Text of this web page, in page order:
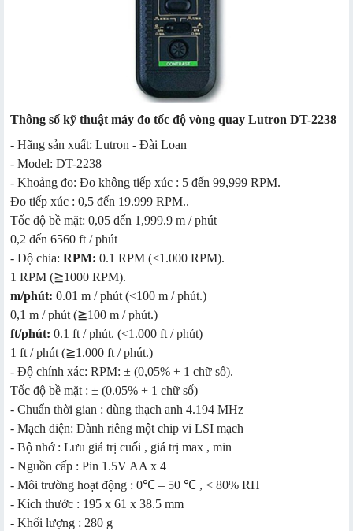
Thông số kỹ thuật máy đo tốc độ vòng quay Lutron DT-2238
- Hãng sản xuất: Lutron - Đài Loan
- Model: DT-2238
- Khoảng đo: Đo không tiếp xúc : 5 đến 99,999 RPM.
Đo tiếp xúc : 0,5 đến 19.999 RPM..
Tốc độ bề mặt: 0,05 đến 1,999.9 m / phút
0,2 đến 6560 ft / phút
- Độ chia: RPM: 0.1 RPM (<1.000 RPM).
1 RPM (≧1000 RPM).
m/phút: 0.01 m / phút (<100 m / phút.)
0,1 m / phút (≧100 m / phút.)
ft/phút: 0.1 ft / phút. (<1.000 ft / phút)
1 ft / phút (≧1.000 ft / phút.)
- Độ chính xác: RPM: ± (0,05% + 1 chữ số).
Tốc độ bề mặt : ± (0.05% + 1 chữ số)
- Chuẩn thời gian : dùng thạch anh 4.194 MHz
- Mạch điện: Dành riêng một chip vi LSI mạch
- Bộ nhớ : Lưu giá trị cuối , giá trị max , min
- Nguồn cấp : Pin 1.5V AA x 4
- Môi trường hoạt động : 0℃ – 50 ℃ , < 80% RH
- Kích thước : 195 x 61 x 38.5 mm
- Khối lượng : 280 g